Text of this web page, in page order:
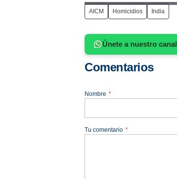
AICM Homicidios India
Únete a nuestro canal
Comentarios
Nombre *
Tu comentario *